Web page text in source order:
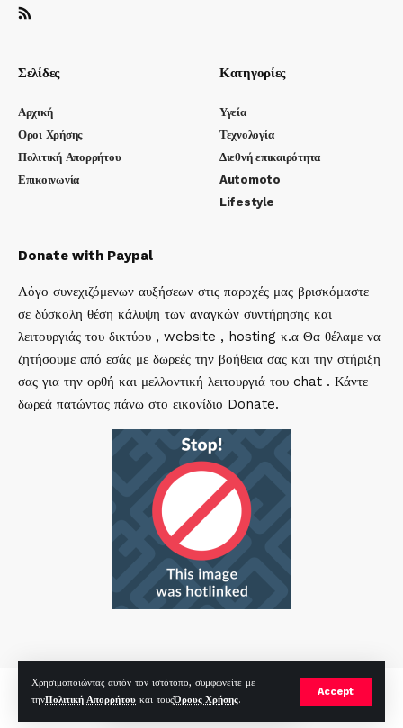
Χρησιμοποιώντας αυτόν τον ιστότοπο, συμφωνείτε με
τηνΠολιτική Απορρήτου και τουςΌρους Χρήσης.
Accept
Σελίδες
Αρχική
Οροι Χρήσης
Πολιτική Απορρήτου
Επικοινωνία
Κατηγορίες
Υγεία
Τεχνολογία
Διεθνή επικαιρότητα
Automoto
Lifestyle
Donate with Paypal
Λόγο συνεχιζόμενων αυξήσεων στις παροχές μας βρισκόμαστε
σε δύσκολη θέση κάλυψη των αναγκών συντήρησης και
λειτουργιάς του δικτύου , website , hosting κ.α Θα θέλαμε να
ζητήσουμε από εσάς με δωρεές την βοήθεια σας και την στήριξη
σας για την ορθή και μελλοντική λειτουργιά του chat . Κάντε
δωρεά πατώντας πάνω στο εικονίδιο Donate.
mirc.gr 2023 Copyright %year%, All Rights Reserved |bySp
Hosted byRealHosting